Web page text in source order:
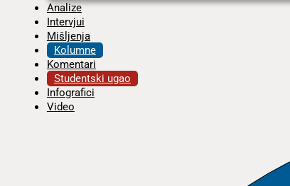
Analize
Intervjui
Mišljenja
Kolumne
Komentari
Studentski ugao
Infografici
Video